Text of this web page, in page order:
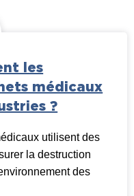
les
médicaux
?
utilisent des
la destruction
des